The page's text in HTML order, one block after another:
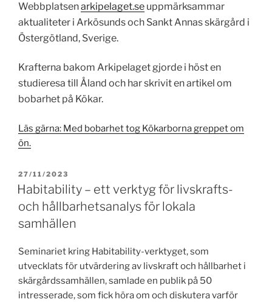
Webbplatsenarkipelaget.se uppmärksammar
aktualiteter i Arkösunds och Sankt Annas skärgård i
Östergötland, Sverige.
Krafterna bakom Arkipelaget gjorde i höst en
studieresa till Åland och har skrivit en artikel om
bobarhet på Kökar.
Läs gärna: Med bobarhet tog Kökarborna greppet om
ön.
PUBLICERAT
27/11/2023
Habitability – ett verktyg för livskrafts-
och hållbarhetsanalys för lokala
samhällen
Seminariet kring Habitability-verktyget, som
utvecklats för utvärdering av livskraft och hållbarhet i
skärgårdssamhällen, samlade en publik på 50
intresserade, som fick höra om och diskutera varför